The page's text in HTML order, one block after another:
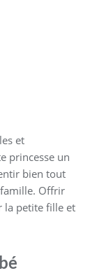
et
princesse un
bien tout
Offrir
la petite fille et